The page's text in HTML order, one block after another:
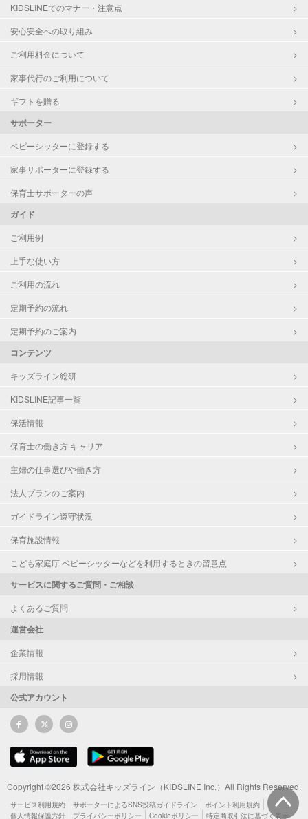
KIDSLINEでのマナー・注意点
安心安全への取り組み
ご利用料金について
家事代行のご利用について
ギフトを贈る
サポーター
ベビーシッターに登録する
家事サポーターに登録する
保育士サポーターの声
ガイド
ご利用例
上手な使い方
ご利用の流れ
定期予約の流れ
定期予約のご案内
コンテンツ
キッズライン総研
KIDSLINE記事一覧
保活情報
保育士の働き方 キャリア
主婦の仕事選びや働き方
法人プランのご案内
ガイドライン遵守状況
保育施設情報
こども家庭庁 ベビーシッターなどを利用するときの留意点
サービスに関するご質問・ご相談
よくあるご質問
運営会社
企業情報
採用情報
公式アカウント
Copyright ©2026 株式会社キッズライン（KIDSLINE Inc.）All Rights Reserved.
サービス利用規約 サポーターによるSNS投稿ガイドライン
ポイント利用規約
個人情報保護方針
プライバシーポリシー Cookieポリシー 特定商取引法に基づく表示